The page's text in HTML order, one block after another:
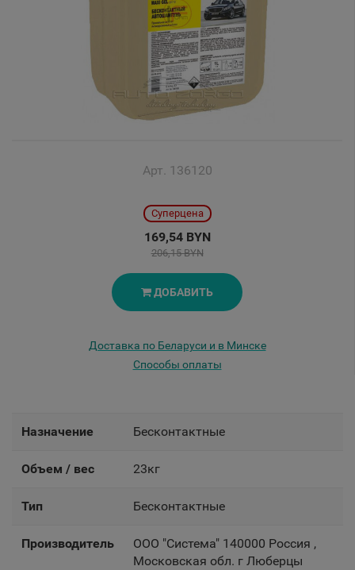
Арт. 136120
Суперцена
169,54 BYN
206,15 BYN
ДОБАВИТЬ
Доставка по Беларуси и в Минске
Способы оплаты
Назначение Бесконтактные
Объем / вес 23кг
Тип Бесконтактные
Производитель
OOO "Система" 140000 Россия ,
Московская обл. г Люберцы